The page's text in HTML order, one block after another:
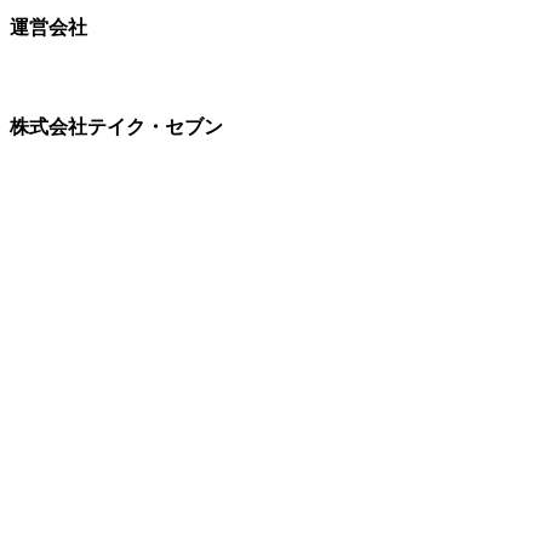
運営会社
株式会社テイク・セブン